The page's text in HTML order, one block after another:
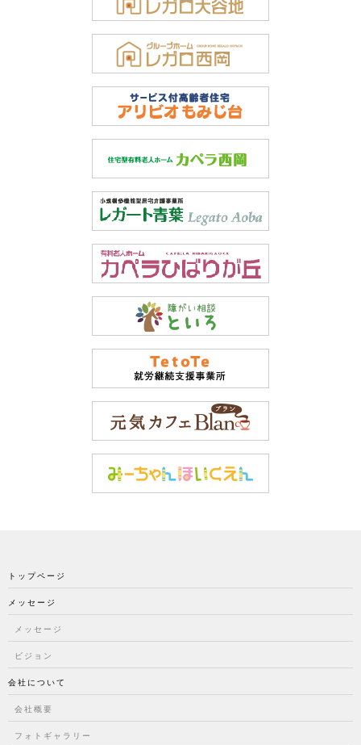
トップページ
メッセージ
メッセージ
ビジョン
会社について
会社概要
フォトギャラリー